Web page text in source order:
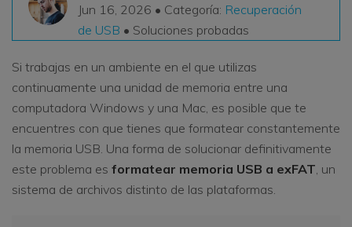
Recoverit Gratis
Pruébalo Gratis
Repairit - Reparar Datos
search
Jun 16, 2026 • Categoría: Recuperación
de USB • Soluciones probadas
Si trabajas en un ambiente en el que utilizas
continuamente una unidad de memoria entre una
computadora Windows y una Mac, es posible que te
encuentres con que tienes que formatear constantemente
la memoria USB. Una forma de solucionar definitivamente
este problema es formatear memoria USB a exFAT , un
sistema de archivos distinto de las plataformas.